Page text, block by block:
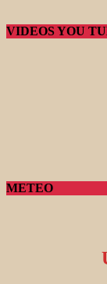
VIDEOS YOU
METEO